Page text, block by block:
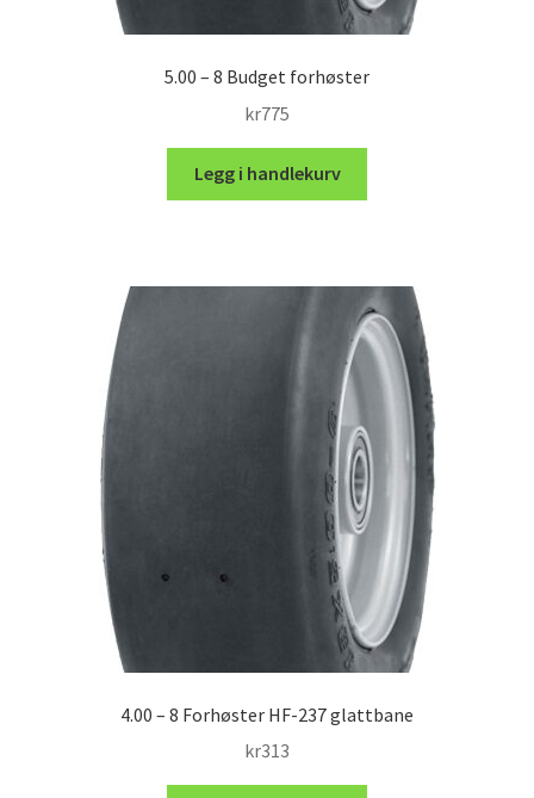
5.00 – 8 Budget forhøster
kr775
Legg i handlekurv
4.00 – 8 Forhøster HF-237 glattbane
kr313